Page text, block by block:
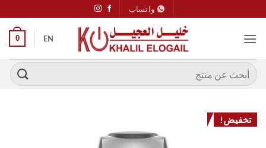
للمحتوى
واتساب
EN
0
البحث
عن:
تخفيض!